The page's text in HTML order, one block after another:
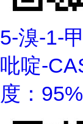
5-溴-1-
吡啶-
度：